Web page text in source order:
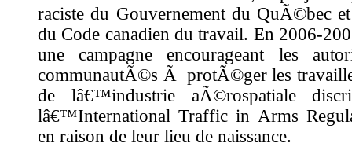
raciste du Gouvernement du QuÃ©bec
du Code canadien du travail. En 2006-
une campagne encourageant les
communautÃ©s Ã protÃ©ger les
de lâ€™industrie aÃ©rospatiale
lâ€™International Traffic in Arms
en raison de leur lieu de naissance.